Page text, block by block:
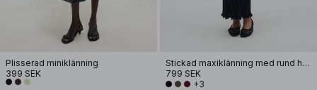
Plisserad miniklänning
399 SEK
Stickad maxiklänning med rund halsringning och volang
799 SEK
+3